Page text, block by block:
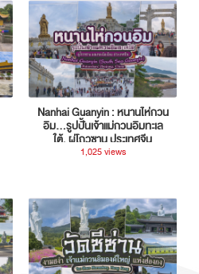
Nanhai Guanyin : หนานไห่กวน
อิม...รูปปั้นเจ้าแม่กวนอิมทะเล
ใต้, ผู่โถวซาน ประเทศจีน
1,025 views